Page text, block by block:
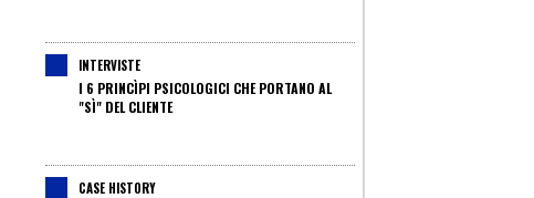
INTERVISTE
I 6 PRINCÌPI PSICOLOGICI CHE PORTANO AL
"SÌ" DEL CLIENTE
CASE HISTORY